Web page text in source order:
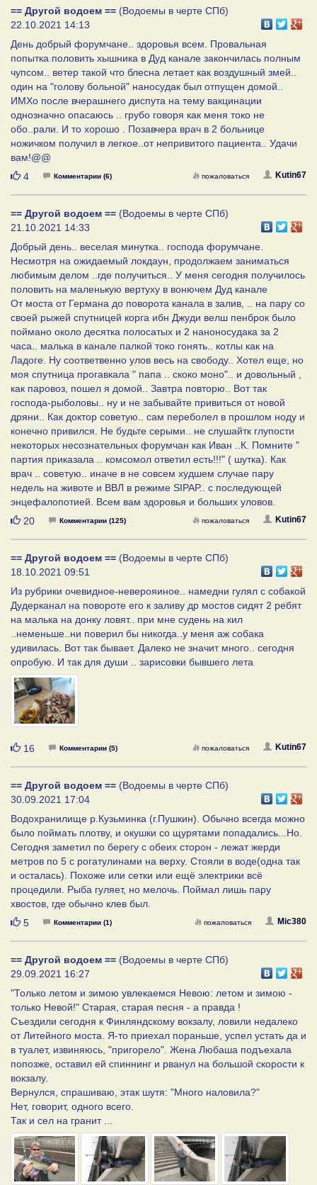
== Другой водоем == (Водоемы в черте СПб)
22.10.2021 14:13
День добрый форумчане.. здоровья всем. Провальная
попытка половить хышника в Дуд канале закончилась полным
чупсом.. ветер такой что блесна летает как воздушный змей..
один на "голову больной" наносудак был отпущен домой..
ИМХо после вчерашнего диспута на тему вакцинации
однозначно опасаюсь .. грубо говоря как меня токо не
обо..рали. И то хорошо . Позавчера врач в 2 больнице
ножичком получил в легкое..от непривитого пациента.. Удачи
вам!@@
Нравится
4 Комментарии (6) Kutin67
пожаловаться
== Другой водоем == (Водоемы в черте СПб)
21.10.2021 14:33
Добрый день.. веселая минутка.. господа форумчане.
Несмотря на ожидаемый локдаун, продолжаем заниматься
любимым делом ..где получиться.. У меня сегодня получилось
половить на маленькую вертуху в вонючем Дуд канале
От моста от Германа до поворота канала в залив, .. на пару со
своей рыжей спутницей корга ибн Джуди велш пенброк было
поймано около десятка полосатых и 2 наноносудака за 2
часа.. малька в канале палкой токо гонять.. котлы как на
Ладоге. Ну соответвенно улов весь на свободу.. Хотел еще, но
моя спутница прогавкала " папа .. скоко моно".. и довольный ,
как паровоз, пошел я домой.. Завтра повторю.. Вот так
господа-рыболовы.. ну и не забывайте привиться от новой
дряни.. Как доктор советую.. сам переболел в прошлом ноду и
конечно привился. Не будьте серыми.. не слушайтк глупости
некоторых несознательных форумчан как Иван ..К. Помните "
партия приказала .. комсомол ответил есть!!!" ( шутка). Как
врач .. советую.. иначе в не совсем худшем случае пару
недель на животе и ВВЛ в режиме SIPAP.. с последующей
энцефалопотией. Всем вам здоровья и больших уловов.
Нравится
20 Комментарии (125) Kutin67
пожаловаться
== Другой водоем == (Водоемы в черте СПб)
18.10.2021 09:51
Из рубрики очевидное-неверояиное.. намедни гулял с собакой
Дудерканал на повороте его к заливу др мостов сидят 2 ребят
на малька на донку ловят.. при мне судень на кил
..неменьше..ни поверил бы никогда..у меня аж собака
удивилась. Вот так бывает. Далеко не значит много.. сегодня
опробую. И так для души .. зарисовки бывшего лета
Нравится
16 Комментарии (5) Kutin67
пожаловаться
== Другой водоем == (Водоемы в черте СПб)
30.09.2021 17:04
Водохранилище р.Кузьминка (г.Пушкин). Обычно всегда можно
было поймать плотву, и окушки со щурятами попадались...Но.
Сегодня заметил по берегу с обеих сторон - лежат жерди
метров по 5 с рогатулинами на верху. Стояли в воде(одна так
и осталась). Похоже или сетки или ещё электрики всё
процедили. Рыба гуляет, но мелочь. Поймал лишь пару
хвостов, где обычно клев был.
Нравится
5 Комментарии (1) Mic380
пожаловаться
== Другой водоем == (Водоемы в черте СПб)
29.09.2021 16:27
"Только летом и зимою увлекаемся Невою: летом и зимою -
только Невой!" Старая, старая песня - а правда !
Съездили сегодня к Финляндскому вокзалу, ловили недалеко
от Литейного моста. Я-то приехал пораньше, успел устать да и
в туалет, извиняюсь, "пригорело". Жена Любаша подъехала
попозже, оставил ей спиннинг и рванул на большой скорости к
вокзалу.
Вернулся, спрашиваю, этак шутя: "Много наловила?"
Нет, говорит, одного всего.
Так и сел на гранит ...